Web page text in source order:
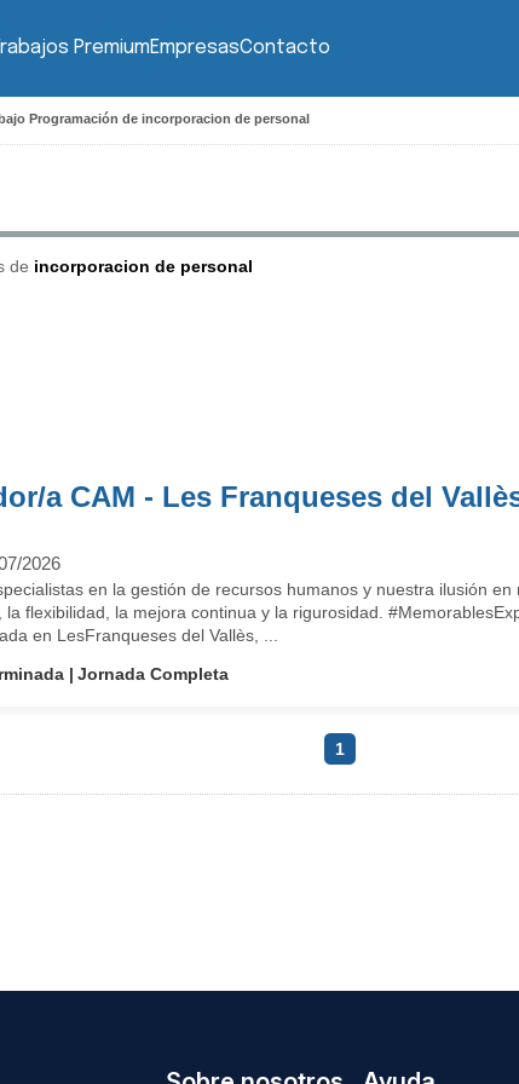
PremiumEmpresasContacto
Programación de incorporacion de personal
de incorporacion de personal
a CAM - Les Franqueses del
2026
en la gestión de recursos humanos y nuestra ilusión
la flexibilidad, la mejora continua y la rigurosidad.
en LesFranqueses del Vallès, ...
Jornada Completa
1